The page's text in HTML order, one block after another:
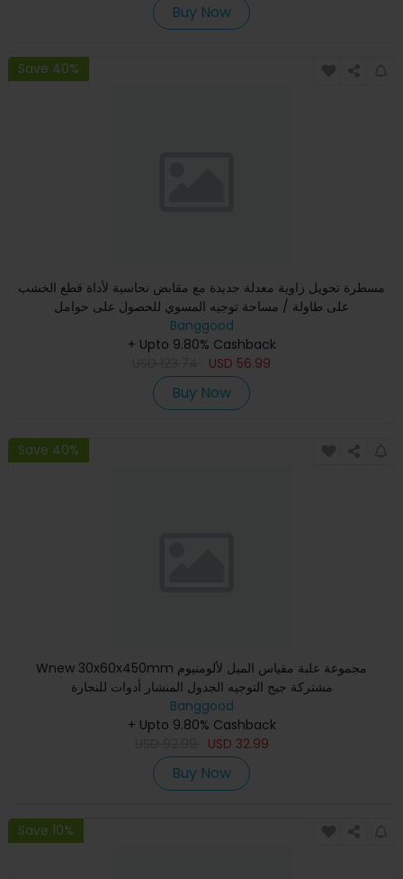
Buy Now
Save 40%
مسطرة تحويل زاوية معدلة جديدة مع مقابض نحاسية لأداة قطع الخشب
على طاولة / مساحة توجيه المسوي للحصول على حوامل
Banggood
+ Upto 9.80% Cashback
USD 56.99
Buy Now
Save 40%
Wnew 30x60x450mm مجموعة علبة مقياس الميل لألومنيوم
مشتركة جيج التوجيه الجدول المنشار أدوات للنجارة
Banggood
+ Upto 9.80% Cashback
USD 32.99
Buy Now
Save 10%